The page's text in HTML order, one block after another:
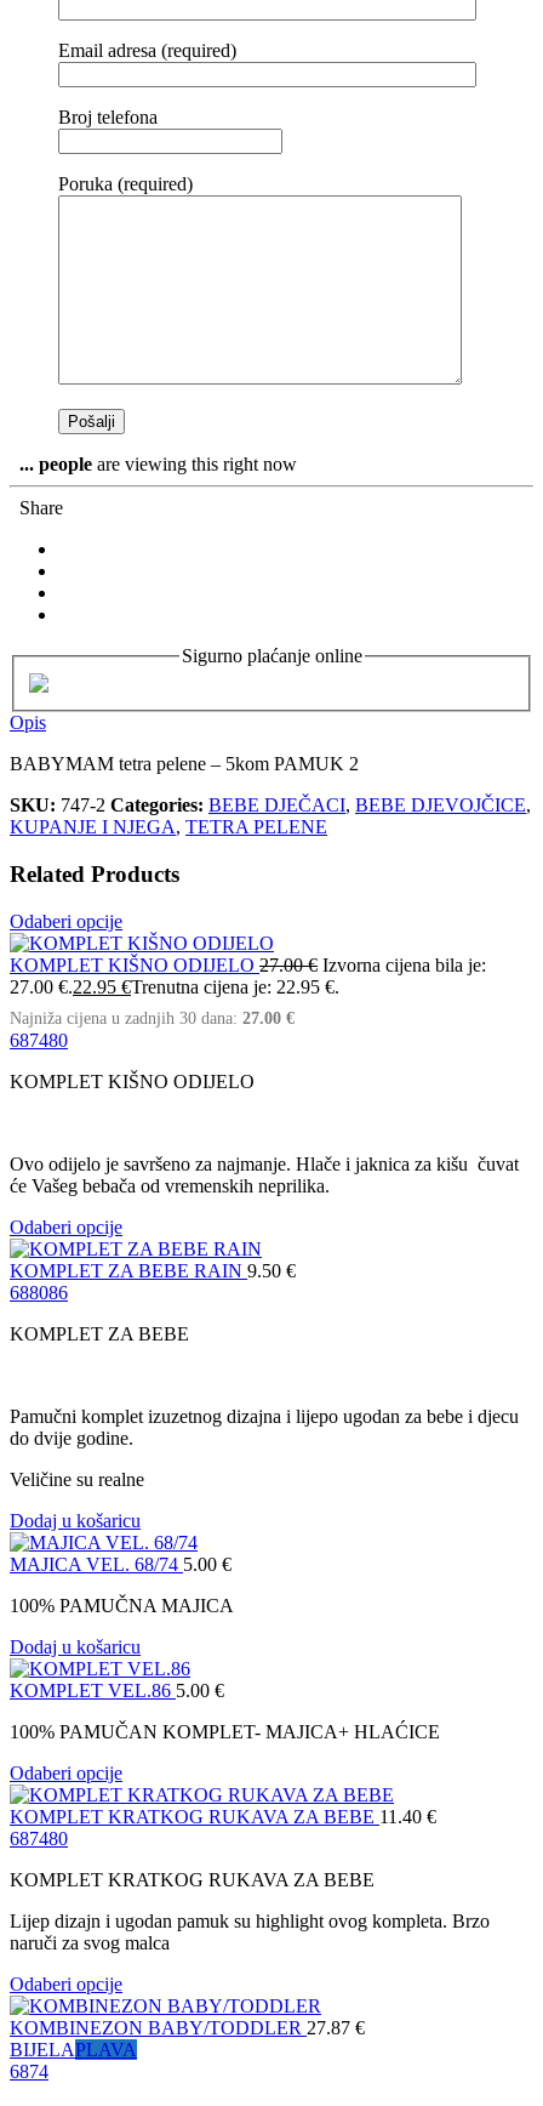
Email adresa (required)
Broj telefona
Poruka (required)
... people are viewing this right now
Share
Sigurno plaćanje online
Opis
BABYMAM tetra pelene – 5kom PAMUK 2
SKU: 747-2 Categories: BEBE DJEČACI, BEBE DJEVOJČICE,
KUPANJE I NJEGA, TETRA PELENE
Related Products
Odaberi opcije
KOMPLET KIŠNO ODIJELO 27.00€ Izvorna cijena bila je:
27.00 €.22.95 €Trenutna cijena je: 22.95 €.
Najniža cijena u zadnjih 30 dana: 27.00 €
687480
KOMPLET KIŠNO ODIJELO
Ovo odijelo je savršeno za najmanje. Hlače i jaknica za kišu čuvat
će Vašeg bebača od vremenskih neprilika.
Odaberi opcije
KOMPLET ZA BEBE RAIN 9.50 €
688086
KOMPLET ZA BEBE
Pamučni komplet izuzetnog dizajna i lijepo ugodan za bebe i djecu
do dvije godine.
Veličine su realne
Dodaj u košaricu
MAJICA VEL. 68/74 5.00 €
100% PAMUČNA MAJICA
Dodaj u košaricu
KOMPLET VEL.86 5.00 €
100% PAMUČAN KOMPLET- MAJICA+ HLAĆICE
Odaberi opcije
KOMPLET KRATKOG RUKAVA ZA BEBE 11.40 €
687480
KOMPLET KRATKOG RUKAVA ZA BEBE
Lijep dizajn i ugodan pamuk su highlight ovog kompleta. Brzo
naruči za svog malca
Odaberi opcije
KOMBINEZON BABY/TODDLER 27.87 €
BIJELAPLAVA
6874